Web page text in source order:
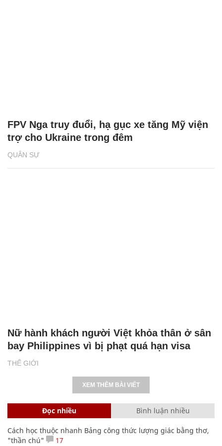
QUÂN SỰ
FPV Nga truy đuổi, hạ gục xe tăng Mỹ viện
trợ cho Ukraine trong đêm
THẾ GIỚI
Nữ hành khách người Việt khỏa thân ở sân
bay Philippines vì bị phạt quá hạn visa
XEM THÊM BÀI VIẾT
Đọc nhiều Bình luận nhiều
Cách học thuộc nhanh Bảng công thức lượng giác bằng thơ,
"thần chú"
17